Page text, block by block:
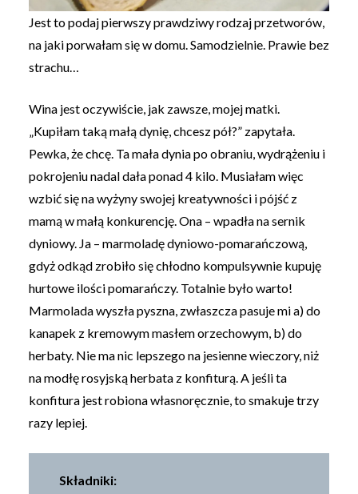
Jest to podaj pierwszy prawdziwy rodzaj przetworów,
na jaki porwałam się w domu. Samodzielnie. Prawie bez
strachu…
Wina jest oczywiście, jak zawsze, mojej matki.
„Kupiłam taką małą dynię, chcesz pół?” zapytała.
Pewka, że chcę. Ta mała dynia po obraniu, wydrążeniu i
pokrojeniu nadal dała ponad 4 kilo. Musiałam więc
wzbić się na wyżyny swojej kreatywności i pójść z
mamą w małą konkurencję. Ona – wpadła na sernik
dyniowy. Ja – marmoladę dyniowo-pomarańczową,
gdyż odkąd zrobiło się chłodno kompulsywnie kupuję
hurtowe ilości pomarańczy. Totalnie było warto!
Marmolada wyszła pyszna, zwłaszcza pasuje mi a) do
kanapek z kremowym masłem orzechowym, b) do
herbaty. Nie ma nic lepszego na jesienne wieczory, niż
na modłę rosyjską herbata z konfiturą. A jeśli ta
konfitura jest robiona własnoręcznie, to smakuje trzy
razy lepiej.
Składniki: